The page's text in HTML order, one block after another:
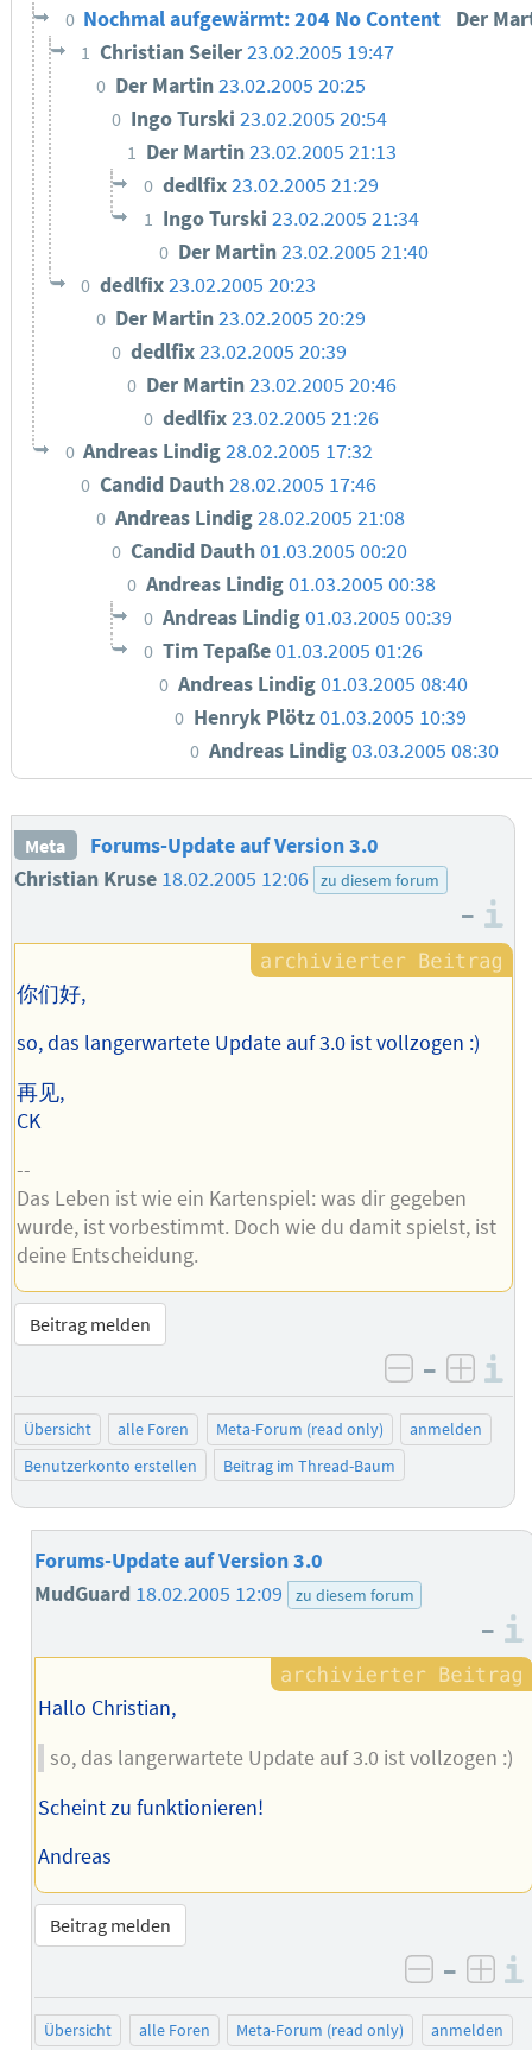
0 Nochmal aufgewärmt: 204 No Content Der
1 Christian Seiler23.02.2005 19:47
0 Der Martin23.02.2005 20:25
0 Ingo Turski23.02.2005 20:54
1 Der Martin23.02.2005 21:13
0 dedlfix23.02.2005 21:29
1 Ingo Turski 23.02.2005 21:34
0 Der Martin23.02.2005 21:40
0 dedlfix23.02.2005 20:23
0 Der Martin23.02.2005 20:29
0 dedlfix23.02.2005 20:39
0 Der Martin23.02.2005 20:46
0 dedlfix23.02.2005 21:26
0 Andreas Lindig28.02.2005 17:32
0 Candid Dauth28.02.2005 17:46
0 Andreas Lindig28.02.2005 21:08
0 Candid Dauth01.03.2005 00:20
0 Andreas Lindig01.03.2005 00:38
0 Andreas Lindig01.03.2005 00:39
0 Tim Tepaße01.03.2005 01:26
0 Andreas Lindig01.03.2005 08:40
0 Henryk Plötz01.03.2005 10:39
0 Andreas Lindig03.03.2005 08:30
Meta
Forums-Update auf Version 3.0
Christian Kruse 18.02.2005 12:06 zu diesem forum
–
你们好,
so, das langerwartete Update auf 3.0 ist vollzogen :)
再见,
CK
--
Das Leben ist wie ein Kartenspiel: was dir gegeben
wurde, ist vorbestimmt. Doch wie du damit spielst, ist
deine Entscheidung.
Beitrag melden
negativ
–
Übersicht alle Foren Meta-Forum (read only)
anmelden
Benutzerkonto erstellen
Beitrag im Thread-Baum
Forums-Update auf Version 3.0
MudGuard 18.02.2005 12:09 zu diesem forum
–
Hallo Christian,
so, das langerwartete Update auf 3.0 ist vollzogen :)
Scheint zu funktionieren!
Andreas
Beitrag melden
negativ
–
Übersicht alle Foren Meta-Forum (read only) anmelden